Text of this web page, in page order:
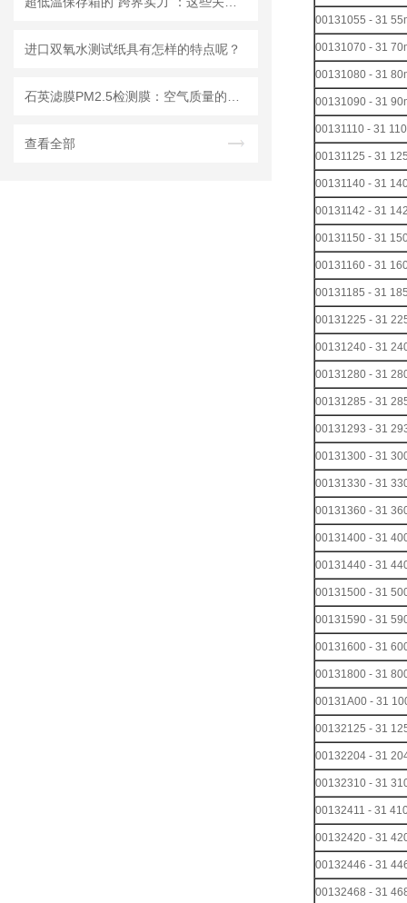
进口双氧水测试纸具有怎样的特点呢？
查看全部
00131055 - 31
00131070 - 31
00131080 - 31
00131090 - 31
00131110 - 31
00131125 - 31
00131140 - 31
00131142 - 31
00131150 - 31
00131160 - 31
00131185 - 31
00131225 - 31
00131240 - 31
00131280 - 31
00131285 - 31
00131293 - 31
00131300 - 31
00131330 - 31
00131360 - 31
00131400 - 31
00131440 - 31
00131500 - 31
00131590 - 31
00131600 - 31
00131800 - 31
00131A00 - 31
00132125 - 31
00132204 - 31
00132310 - 31
00132411 - 31
00132420 - 31
00132446 - 31
00132468 - 31